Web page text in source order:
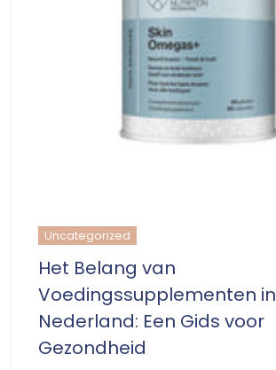
Uncategorized
Het Belang van
Voedingssupplementen in
Nederland: Een Gids voor
Gezondheid